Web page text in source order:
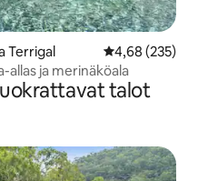
Terrigal
4,68 (235)
allas ja merinäköala
talot